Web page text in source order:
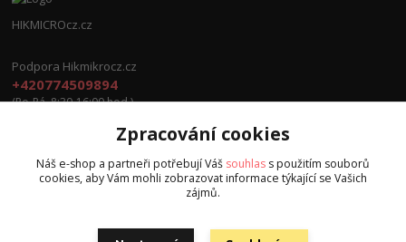
HIKMICROcz.cz
Podpora Hikmikrocz.cz
+420774509894
(Po-Pá, 8:30-16:00 hod.)
info@hikmicrocz.cz
Zpracování cookies
Náš e-shop a partneři potřebují Váš souhlas s použitím souborů
cookies, aby Vám mohli zobrazovat informace týkající se Vašich
zájmů.